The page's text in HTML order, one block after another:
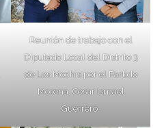
Reunión de trabajo con el
Diputado Local del Distrito 3
de Los Mochis por el Partido
Morena, Cesar Ismael
Guerrero.